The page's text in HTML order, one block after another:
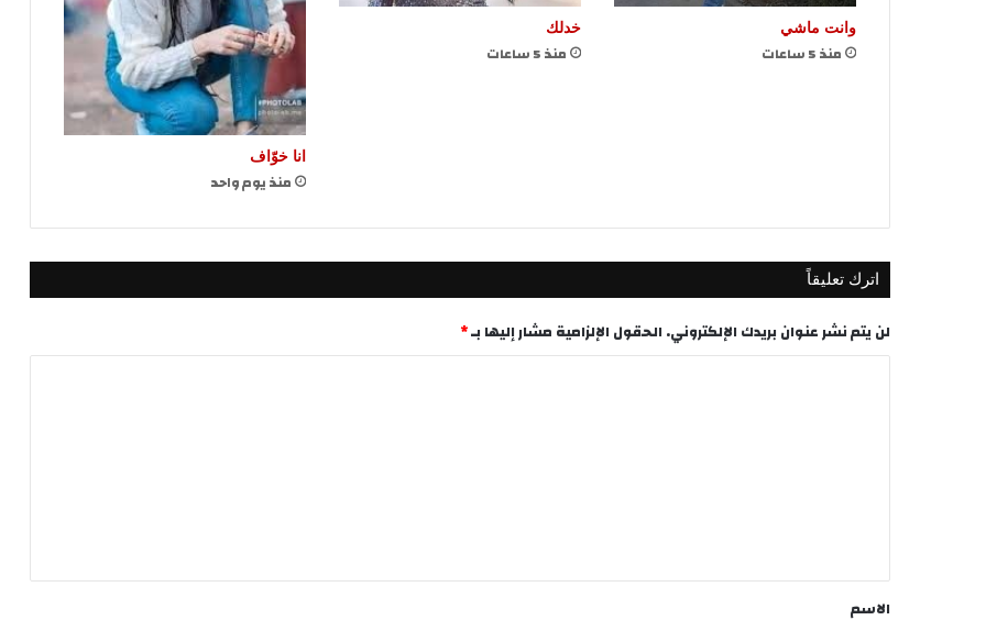
وانت ماشي
منذ 5 ساعات
خدلك
منذ 5 ساعات
انا خوّاف
منذ يوم واحد
اترك تعليقاً
لن يتم نشر عنوان بريدك الإلكتروني. الحقول الإلزامية مشار إليها بـ*
*
الاسم